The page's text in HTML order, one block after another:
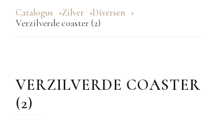
Catalogus Zilver
Diversen
Verzilverde coaster (2)
VERZILVERDE COASTER
(2)